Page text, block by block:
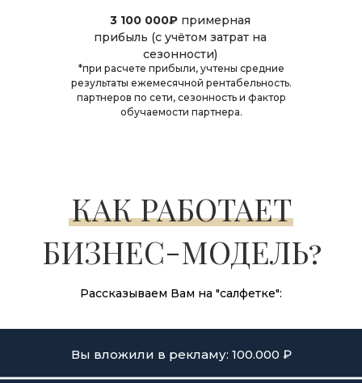
3 100 000₽примерная
прибыль (с учётом затрат на
сезонности)
*при расчете прибыли, учтены средние
результаты ежемесячной рентабельность.
партнеров по сети, сезонность и фактор
обучаемости партнера.
КАК РАБОТАЕТ
БИЗНЕС-МОДЕЛЬ?
Рассказываем Вам на "салфетке":
Вы вложили в рекламу: 100.000 ₽